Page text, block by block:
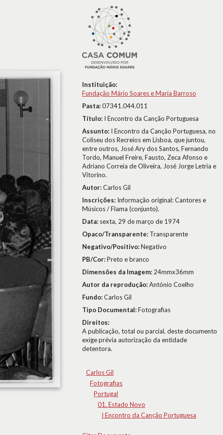
Instituição:
Fundação Mário Soares e Maria Barroso
Pasta:07341.044.011
Título: I Encontro da Canção Portuguesa
Assunto: I Encontro da Canção Portuguesa, no
Coliseu dos Recreios em Lisboa, que juntou,
entre outros, José Ary dos Santos, Fernando
Tordo, Manuel Freire, Fausto, Zeca Afonso e
Adriano Correia de Oliveira, José Jorge Letria e
Vitorino.
Autor:Carlos Gil
Inscrições: Informação original: Cantores e
Músicos / Flama (conjunto).
Data: sexta, 29 de março de 1974
Opaco/Transparente: Transparente
Negativo/Positivo:Negativo
PB/Cor:Preto e branco
Dimensões da Imagem: 24mmx36mm
Autor da reprodução:António Coelho
Fundo:Carlos Gil
Tipo Documental:Fotografias
Direitos:
A publicação, total ou parcial, deste documento
exige prévia autorização da entidade
detentora.
Carlos Gil
Fotografias
Portugal
01. Estado Novo
I Encontro da Canção Portuguesa